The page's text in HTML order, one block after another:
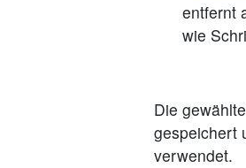
entfernt
wie
Die
gespeichert
verwendet.